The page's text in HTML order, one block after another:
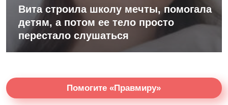
Вита строила школу мечты, помогала
детям, а потом ее тело просто
перестало слушаться
Помогите «Правмиру»